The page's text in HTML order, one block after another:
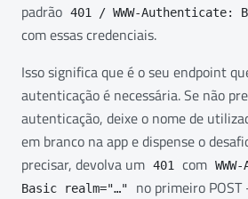
padrão 401 / WWW-Authenticate:
com essas credenciais.
Isso significa que é o seu endpoint
autenticação é necessária. Se não
autenticação, deixe o nome de
em branco na app e dispense o
precisar, devolva um 401 com
Basic realm="…"
no primeiro